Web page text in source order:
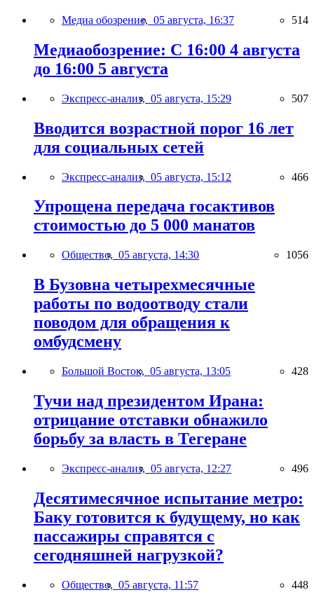
Медиа обозрение, 05 августа, 16:37 514
Медиаобозрение: С 16:00 4 августа
до 16:00 5 августа
Экспресс-анализ, 05 августа, 15:29 507
Вводится возрастной порог 16 лет
для социальных сетей
Экспресс-анализ, 05 августа, 15:12 466
Упрощена передача госактивов
стоимостью до 5 000 манатов
Общество, 05 августа, 14:30 1056
В Бузовна четырехмесячные
работы по водоотводу стали
поводом для обращения к
омбудсмену
Большой Восток, 05 августа, 13:05 428
Тучи над президентом Ирана:
отрицание отставки обнажило
борьбу за власть в Тегеране
Экспресс-анализ, 05 августа, 12:27 496
Десятимесячное испытание метро:
Баку готовится к будущему, но как
пассажиры справятся с
сегодняшней нагрузкой?
Общество, 05 августа, 11:57 448